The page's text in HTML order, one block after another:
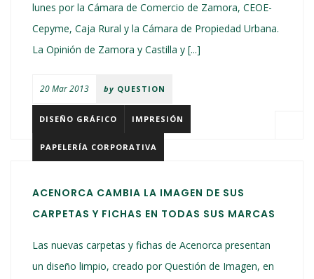
lunes por la Cámara de Comercio de Zamora, CEOE-
Cepyme, Caja Rural y la Cámara de Propiedad Urbana.
La Opinión de Zamora y Castilla y [...]
20 Mar 2013 by QUESTION
DISEÑO GRÁFICO IMPRESIÓN
PAPELERÍA CORPORATIVA
ACENORCA CAMBIA LA IMAGEN DE SUS
CARPETAS Y FICHAS EN TODAS SUS MARCAS
Las nuevas carpetas y fichas de Acenorca presentan
un diseño limpio, creado por Questión de Imagen, en